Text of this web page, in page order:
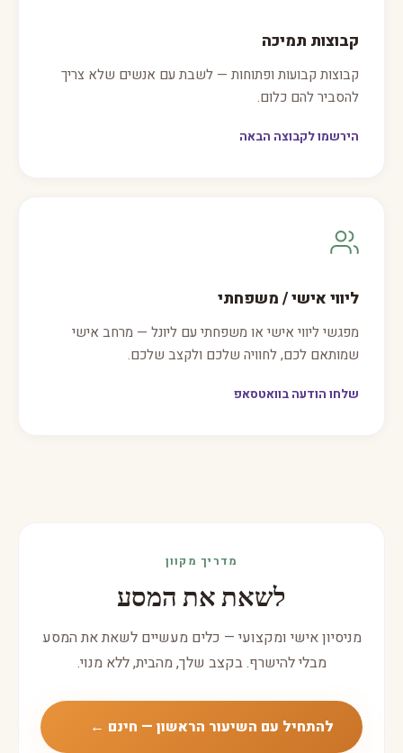
קבוצות תמיכה
קבוצות קבועות ופתוחות — לשבת עם אנשים שלא צריך
להסביר להם כלום.
הירשמו לקבוצה הבאה
ליווי אישי / משפחתי
מפגשי ליווי אישי או משפחתי עם ליונל — מרחב אישי
שמותאם לכם, לחוויה שלכם ולקצב שלכם.
שלחו הודעה בוואטסאפ
מדריך מקוון
לשאת את המסע
מניסיון אישי ומקצועי — כלים מעשיים לשאת את המסע
מבלי להישרף. בקצב שלך, מהבית, ללא מנוי.
להתחיל עם השיעור הראשון — חינם ←